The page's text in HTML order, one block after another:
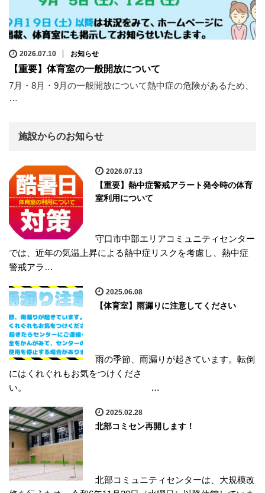
2026.07.10 お知らせ
【重要】体育室の一般開放について
7月・8月・9月の一般開放について熱中症の危険があるため、
…
施設からのお知らせ
2026.07.13
【重要】熱中症警戒アラート発令時の体育
室利用について
守口市中部エリアコミュニティセンター
では、近年の気温上昇による熱中症リスクを考慮し、熱中症
警戒アラ…
2025.06.08
【体育室】雨漏りに注意してください
雨の季節、雨漏りが起きています。転倒
にはくれぐれもお気をつけくださ
い。 …
2025.02.28
北部コミセン再開します！
北部コミュニティセンターは、大規模改